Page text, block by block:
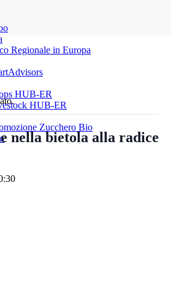
Regionale in Europa
HUB-ER
HUB-ER
Zucchero Bio
nella bietola alla radice